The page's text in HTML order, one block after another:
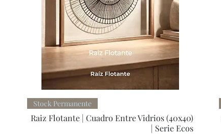
Quick View
Stock Permanente
Raiz Flotante | Cuadro Entre Vidrios (40x40)
| Serie Ecos